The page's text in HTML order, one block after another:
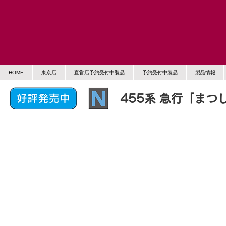
HOME 東京店 直営店予約受付中製品 予約受付中製品 製品情報
455系 急行「まつ